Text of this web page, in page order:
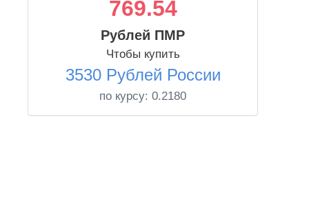
769.54
Рублей ПМР
Чтобы купить
3530 Рублей России
по курсу: 0.2180